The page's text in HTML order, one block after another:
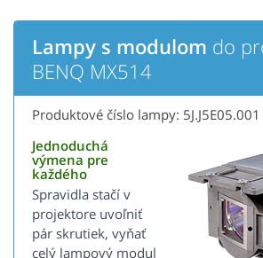
Lampy s modulom do
BENQ MX514
Produktové číslo lampy: 5J.J5E05.001
Jednoduchá
výmena pre
každého
Spravidla stačí v
projektore uvoľniť
pár skrutiek, vyňať
celý lampový modul